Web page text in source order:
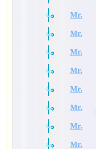
Mr.
Mr.
Mr.
Mr.
Mr.
Mr.
Mr.
Mr.